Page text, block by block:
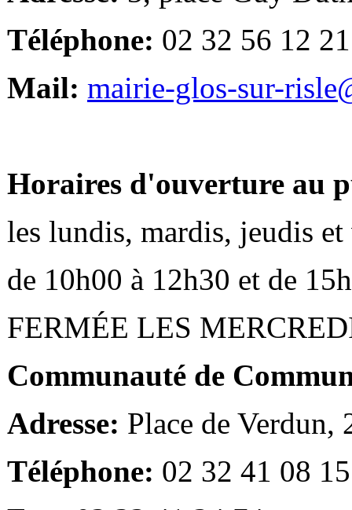
Téléphone: 02 32 56 12 21
Mail: mairie-glos-sur-
Horaires d'ouverture au
les lundis, mardis, jeudis et
de 10h00 à 12h30 et de
FERMÉE LES
Communauté de
Adresse: Place de Verdun,
Téléphone: 02 32 41 08 15